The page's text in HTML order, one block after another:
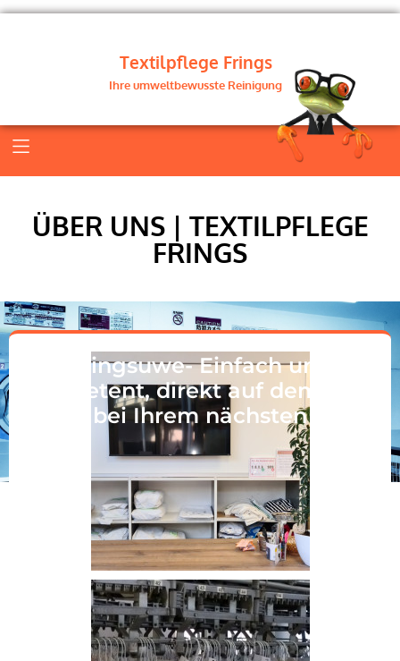
Textilpflege Frings
Ihre umweltbewusste Reinigung
ÜBER UNS | TEXTILPFLEGE
FRINGS
Fringsuwe- Einfach und
kompetent, direkt auf dem Weg
bei Ihrem nächsten